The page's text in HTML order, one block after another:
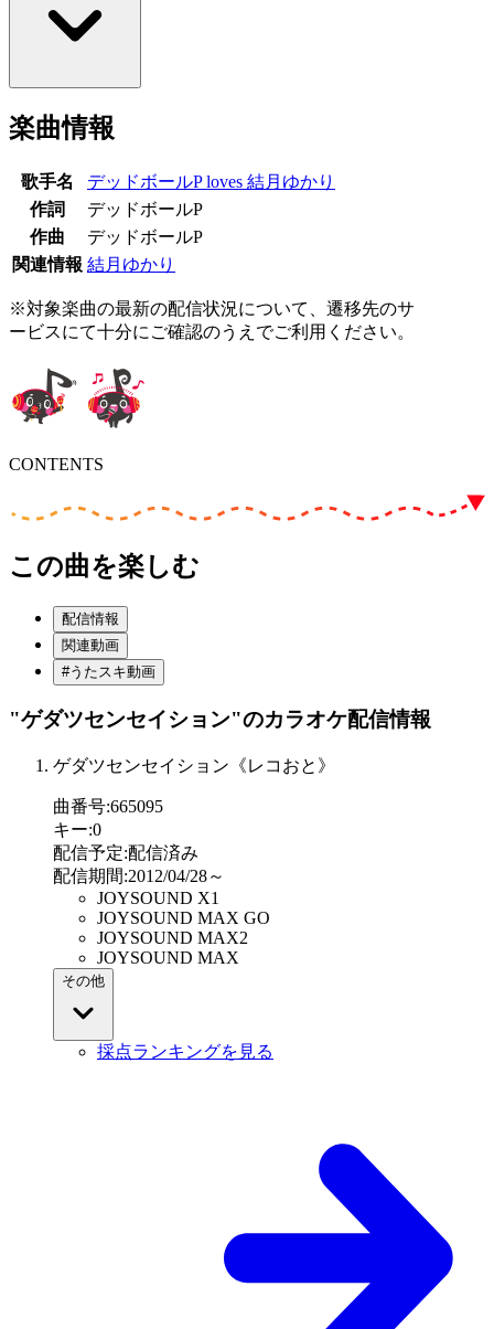
楽曲情報
歌手名
デッドボールP loves 結月ゆかり
作詞
デッドボールP
作曲
デッドボールP
関連情報 結月ゆかり
※対象楽曲の最新の配信状況について、遷移先のサ
ービスにて十分にご確認のうえでご利用ください。
CONTENTS
この曲を楽しむ
配信情報
関連動画
#うたスキ動画
"ゲダツセンセイション"のカラオケ配信情報
ゲダツセンセイション《レコおと》
曲番号:665095
キー:0
配信予定:配信済み
配信期間:2012/04/28～
JOYSOUND X1
JOYSOUND MAX GO
JOYSOUND MAX2
JOYSOUND MAX
その他
採点ランキングを見る